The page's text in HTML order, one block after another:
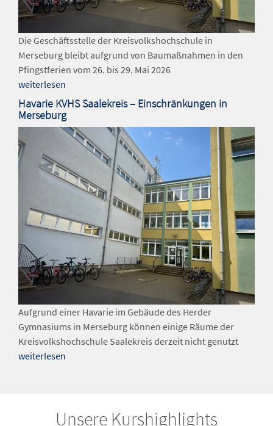
Die Geschäftsstelle der Kreisvolkshochschule in
Merseburg bleibt aufgrund von Baumaßnahmen in den
Pfingstferien vom 26. bis 29. Mai 2026
weiterlesen
Havarie KVHS Saalekreis – Einschränkungen in
Merseburg
Aufgrund einer Havarie im Gebäude des Herder
Gymnasiums in Merseburg können einige Räume der
Kreisvolkshochschule Saalekreis derzeit nicht genutzt
weiterlesen
Unsere Kurshighlights